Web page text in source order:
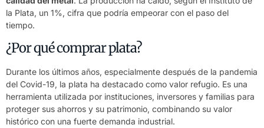
la Plata, un 1%, cifra que podría empeorar con el paso del
tiempo.
¿Por qué comprar plata?
Durante los últimos años, especialmente después de la pandemia
del Covid-19, la plata ha destacado como valor refugio. Es una
herramienta utilizada por instituciones, inversores y familias para
proteger sus ahorros y su patrimonio, combinando su valor
histórico con una fuerte demanda industrial.